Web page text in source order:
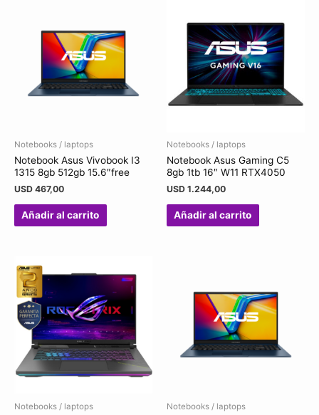
Notebooks / laptops
Notebook Asus Vivobook I3
1315 8gb 512gb 15.6″free
USD 467,00
Añadir al carrito
Notebooks / laptops
Notebook Asus Gaming C5
8gb 1tb 16″ W11 RTX4050
USD 1.244,00
Añadir al carrito
Notebooks / laptops Notebooks / laptops